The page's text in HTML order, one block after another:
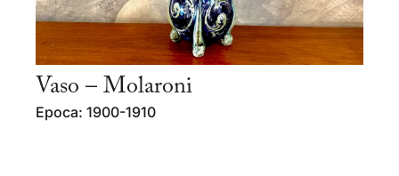
Vaso – Molaroni
Epoca: 1900-1910